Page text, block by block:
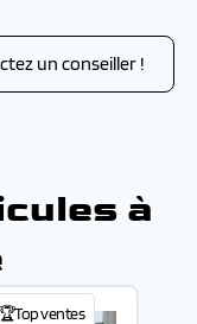
un conseiller !
à
🏆Top ventes